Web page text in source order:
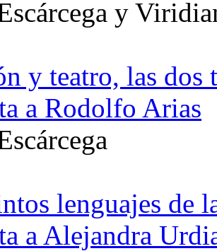
y
y teatro, las dos
a Rodolfo Arias
lenguajes de
a Alejandra